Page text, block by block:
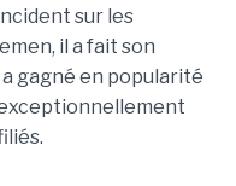
sur les
il a fait son
gagné en popularité